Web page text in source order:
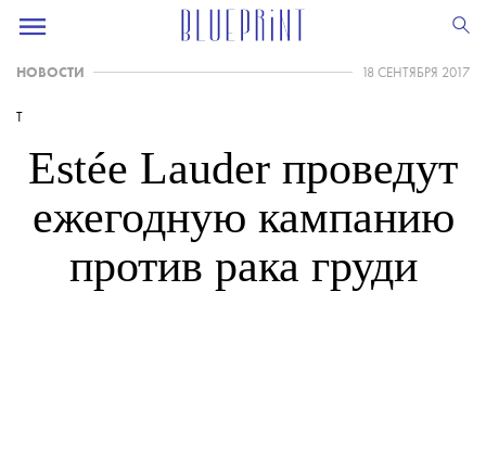
НОВОСТИ 18 СЕНТЯБРЯ 2017
T
Estée Lauder проведут
ежегодную кампанию
против рака груди